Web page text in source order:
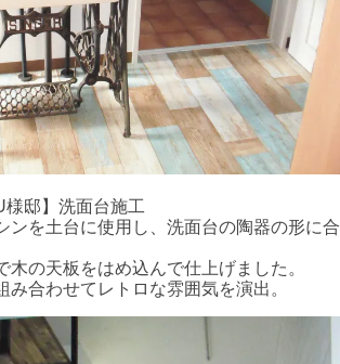
邸】洗面台施工
を土台に使用し、洗面台の陶器の形に合
の天板をはめ込んで仕上げました。
合わせてレトロな雰囲気を演出。